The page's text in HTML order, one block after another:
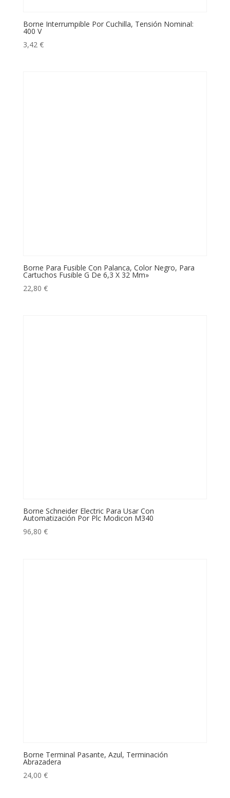
Borne Interrumpible Por Cuchilla, Tensión Nominal:
400 V
3,42 €
Borne Para Fusible Con Palanca, Color Negro, Para
Cartuchos Fusible G De 6,3 X 32 Mm»
22,80 €
Borne Schneider Electric Para Usar Con
Automatización Por Plc Modicon M340
96,80 €
Borne Terminal Pasante, Azul, Terminación
Abrazadera
24,00 €